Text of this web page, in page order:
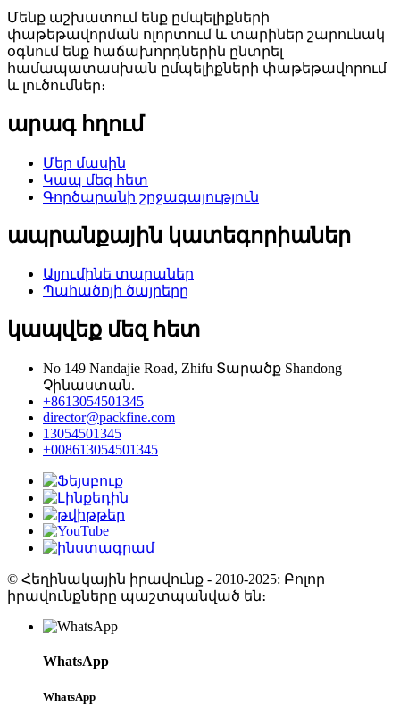
Մենք աշխատում ենք ըմպելիքների
փաթեթավորման ոլորտում և տարիներ շարունակ
օգնում ենք հաճախորդներին ընտրել
համապատասխան ըմպելիքների փաթեթավորում
և լուծումներ։
արագ հղում
Մեր մասին
Կապ մեզ հետ
Գործարանի շրջագայություն
ապրանքային կատեգորիաներ
Ալյումինե տարաներ
Պահածոյի ծայրերը
կապվեք մեզ հետ
No 149 Nandajie Road, Zhifu Տարածք Shandong
Չինաստան.
+8613054501345
director@packfine.com
13054501345
+008613054501345
© Հեղինակային իրավունք - 2010-2025: Բոլոր
իրավունքները պաշտպանված են։
WhatsApp
WhatsApp